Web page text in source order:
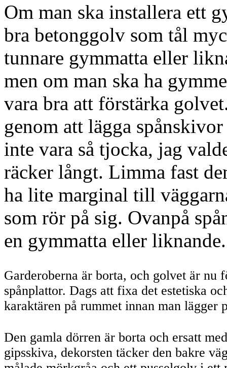
Om man ska installera ett
bra betonggolv som tål
tunnare gymmatta eller
men om man ska ha
vara bra att förstärka
genom att lägga
inte vara så tjocka, jag
räcker långt. Limma fast
ha lite marginal till
som rör på sig. Ovanpå
en gymmatta eller liknande.
Garderoberna är borta, och golvet är nu
spånplattor. Dags att fixa det estetiska
karaktären på rummet innan man lägger
Den gamla dörren är borta och ersatt
gipsskiva, dekorsten täcker den bakre